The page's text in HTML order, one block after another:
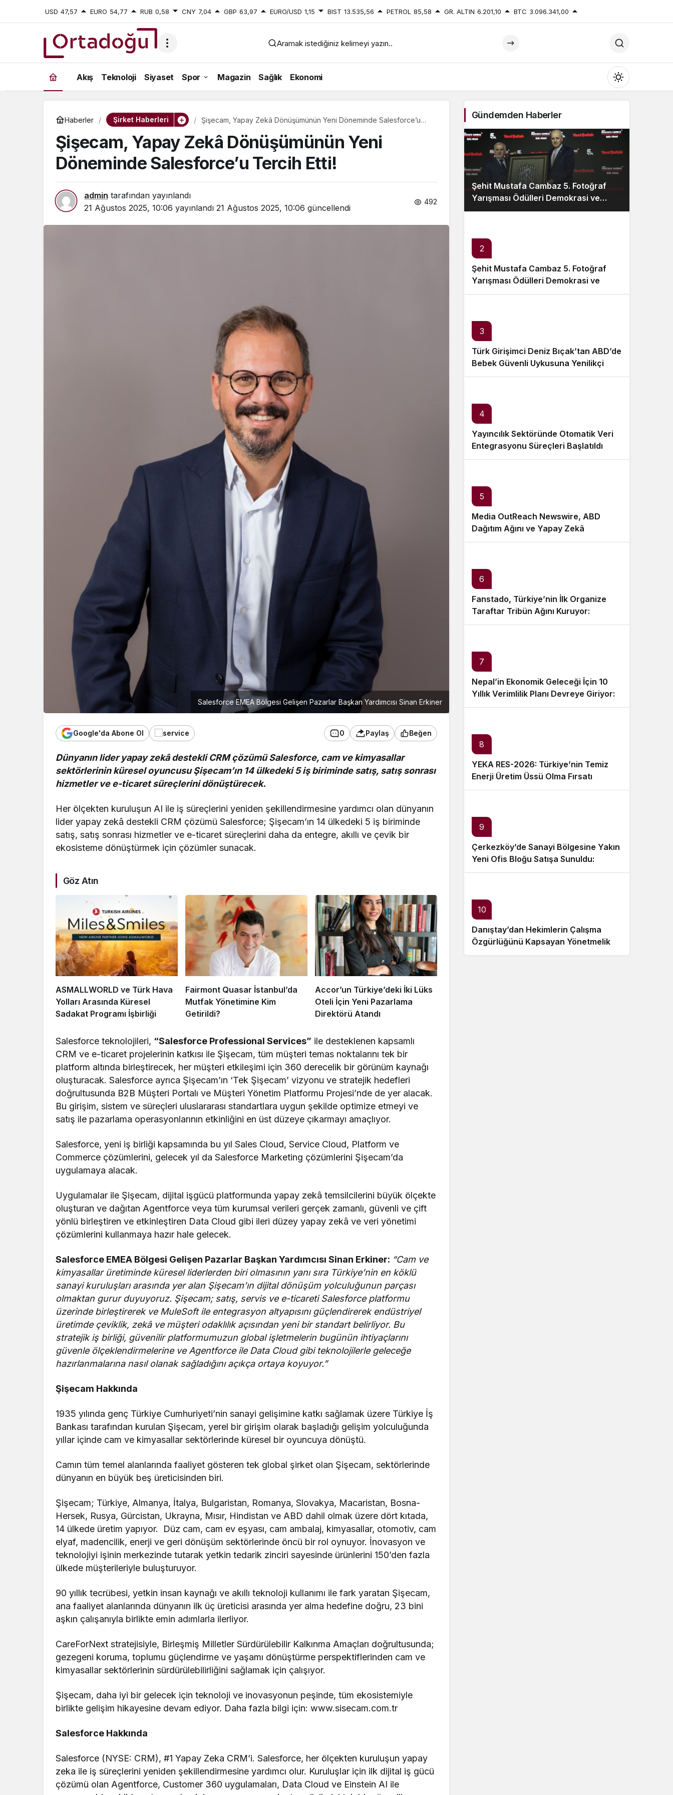
USD 47,57 EURO 54,77 RUB 0,58 CNY 7,04 GBP 63,97 EURO/USD 1,15 BIST 13.535,56 PETROL 85,58 GR. ALTIN 6.201,10 BTC 3.096.341,00
Aramak istediğiniz kelimeyi yazın..
Akış Teknoloji Siyaset Spor Magazin Sağlık Ekonomi
Mod
değiştir
Gündüz Modu
Gündüz modunu seçin.
Gece Modu
Haberler Şirket Haberleri
Şişecam, Yapay Zekâ Dönüşümünün Yeni Döneminde Salesforce’u
Şişecam, Yapay Zekâ Dönüşümünün Yeni
Döneminde Salesforce’u Tercih Etti!
admin tarafından yayınlandı
21 Ağustos 2025, 10:06 yayınlandı 21 Ağustos 2025, 10:06 güncellendi
492
Salesforce EMEA Bölgesi Gelişen Pazarlar Başkan Yardımcısı Sinan Erkiner
Google'da Abone Ol 0 Paylaş Beğen
Dünyanın lider yapay zekâ destekli CRM çözümü Salesforce, cam ve kimyasallar
sektörlerinin küresel oyuncusu Şişecam’ın 14 ülkedeki 5 iş biriminde satış, satış sonrası
hizmetler ve e-ticaret süreçlerini dönüştürecek.
Her ölçekten kuruluşun AI ile iş süreçlerini yeniden şekillendirmesine yardımcı olan dünyanın
lider yapay zekâ destekli CRM çözümü Salesforce; Şişecam’ın 14 ülkedeki 5 iş biriminde
satış, satış sonrası hizmetler ve e-ticaret süreçlerini daha da entegre, akıllı ve çevik bir
ekosisteme dönüştürmek için çözümler sunacak.
Göz Atın
ASMALLWORLD ve Türk Hava
Yolları Arasında Küresel
Sadakat Programı İşbirliği
Fairmont Quasar İstanbul’da
Mutfak Yönetimine Kim
Getirildi?
Accor’un Türkiye’deki İki Lüks
Oteli İçin Yeni Pazarlama
Direktörü Atandı
Salesforce teknolojileri, “Salesforce Professional Services” ile desteklenen kapsamlı
CRM ve e-ticaret projelerinin katkısı ile Şişecam, tüm müşteri temas noktalarını tek bir
platform altında birleştirecek, her müşteri etkileşimi için 360 derecelik bir görünüm kaynağı
oluşturacak. Salesforce ayrıca Şişecam’ın ‘Tek Şişecam’ vizyonu ve stratejik hedefleri
doğrultusunda B2B Müşteri Portalı ve Müşteri Yönetim Platformu Projesi’nde de yer alacak.
Bu girişim, sistem ve süreçleri uluslararası standartlara uygun şekilde optimize etmeyi ve
satış ile pazarlama operasyonlarının etkinliğini en üst düzeye çıkarmayı amaçlıyor.
Salesforce, yeni iş birliği kapsamında bu yıl Sales Cloud, Service Cloud, Platform ve
Commerce çözümlerini, gelecek yıl da Salesforce Marketing çözümlerini Şişecam’da
uygulamaya alacak.
Uygulamalar ile Şişecam, dijital işgücü platformunda yapay zekâ temsilcilerini büyük ölçekte
oluşturan ve dağıtan Agentforce veya tüm kurumsal verileri gerçek zamanlı, güvenli ve çift
yönlü birleştiren ve etkinleştiren Data Cloud gibi ileri düzey yapay zekâ ve veri yönetimi
çözümlerini kullanmaya hazır hale gelecek.
Salesforce EMEA Bölgesi Gelişen Pazarlar Başkan Yardımcısı Sinan Erkiner: “Cam ve
kimyasallar üretiminde küresel liderlerden biri olmasının yanı sıra Türkiye’nin en köklü
sanayi kuruluşları arasında yer alan Şişecam’ın dijital dönüşüm yolculuğunun parçası
olmaktan gurur duyuyoruz. Şişecam; satış, servis ve e-ticareti Salesforce platformu
üzerinde birleştirerek ve MuleSoft ile entegrasyon altyapısını güçlendirerek endüstriyel
üretimde çeviklik, zekâ ve müşteri odaklılık açısından yeni bir standart belirliyor. Bu
stratejik iş birliği, güvenilir platformumuzun global işletmelerin bugünün ihtiyaçlarını
güvenle ölçeklendirmelerine ve Agentforce ile Data Cloud gibi teknolojilerle geleceğe
hazırlanmalarına nasıl olanak sağladığını açıkça ortaya koyuyor.”
Şişecam Hakkında
1935 yılında genç Türkiye Cumhuriyeti’nin sanayi gelişimine katkı sağlamak üzere Türkiye İş
Bankası tarafından kurulan Şişecam, yerel bir girişim olarak başladığı gelişim yolculuğunda
yıllar içinde cam ve kimyasallar sektörlerinde küresel bir oyuncuya dönüştü.
Camın tüm temel alanlarında faaliyet gösteren tek global şirket olan Şişecam, sektörlerinde
dünyanın en büyük beş üreticisinden biri.
Şişecam; Türkiye, Almanya, İtalya, Bulgaristan, Romanya, Slovakya, Macaristan, Bosna-
Hersek, Rusya, Gürcistan, Ukrayna, Mısır, Hindistan ve ABD dahil olmak üzere dört kıtada,
14 ülkede üretim yapıyor. Düz cam, cam ev eşyası, cam ambalaj, kimyasallar, otomotiv, cam
elyaf, madencilik, enerji ve geri dönüşüm sektörlerinde öncü bir rol oynuyor. İnovasyon ve
teknolojiyi işinin merkezinde tutarak yetkin tedarik zinciri sayesinde ürünlerini 150’den fazla
ülkede müşterileriyle buluşturuyor.
90 yıllık tecrübesi, yetkin insan kaynağı ve akıllı teknoloji kullanımı ile fark yaratan Şişecam,
ana faaliyet alanlarında dünyanın ilk üç üreticisi arasında yer alma hedefine doğru, 23 bini
aşkın çalışanıyla birlikte emin adımlarla ilerliyor.
CareForNext stratejisiyle, Birleşmiş Milletler Sürdürülebilir Kalkınma Amaçları doğrultusunda;
gezegeni koruma, toplumu güçlendirme ve yaşamı dönüştürme perspektiflerinden cam ve
kimyasallar sektörlerinin sürdürülebilirliğini sağlamak için çalışıyor.
Şişecam, daha iyi bir gelecek için teknoloji ve inovasyonun peşinde, tüm ekosistemiyle
birlikte gelişim hikayesine devam ediyor. Daha fazla bilgi için: www.sisecam.com.tr
Salesforce Hakkında
Salesforce (NYSE: CRM), #1 Yapay Zeka CRM’i. Salesforce, her ölçekten kuruluşun yapay
zeka ile iş süreçlerini yeniden şekillendirmesine yardımcı olur. Kuruluşlar için ilk dijital iş gücü
çözümü olan Agentforce, Customer 360 uygulamaları, Data Cloud ve Einstein AI ile
Gündemden Haberler
Şehit Mustafa Cambaz 5. Fotoğraf
Yarışması Ödülleri Demokrasi ve
Özgürlükler Adası’nda Sahiplerini
2
Şehit Mustafa Cambaz 5. Fotoğraf
Yarışması Ödülleri Demokrasi ve
Özgürlükler Adası’nda Sahiplerini
3
Türk Girişimci Deniz Bıçak’tan ABD’de
Bebek Güvenli Uykusuna Yenilikçi
Dokunuş
4
Yayıncılık Sektöründe Otomatik Veri
Entegrasyonu Süreçleri Başlatıldı
5
Media OutReach Newswire, ABD
Dağıtım Ağını ve Yapay Zekâ
Görünürlüğünü Güçlendiriyor
6
Fanstado, Türkiye’nin İlk Organize
Taraftar Tribün Ağını Kuruyor:
İşletmeler İçin Başvurular Açıldı
7
Nepal’in Ekonomik Geleceği İçin 10
Yıllık Verimlilik Planı Devreye Giriyor:
Neler Değişecek?
8
YEKA RES-2026: Türkiye’nin Temiz
Enerji Üretim Üssü Olma Fırsatı
9
Çerkezköy’de Sanayi Bölgesine Yakın
Yeni Ofis Bloğu Satışa Sunuldu:
Fiyatlar ve Ödeme Koşulları Belirlendi
10
Danıştay’dan Hekimlerin Çalışma
Özgürlüğünü Kapsayan Yönetmelik